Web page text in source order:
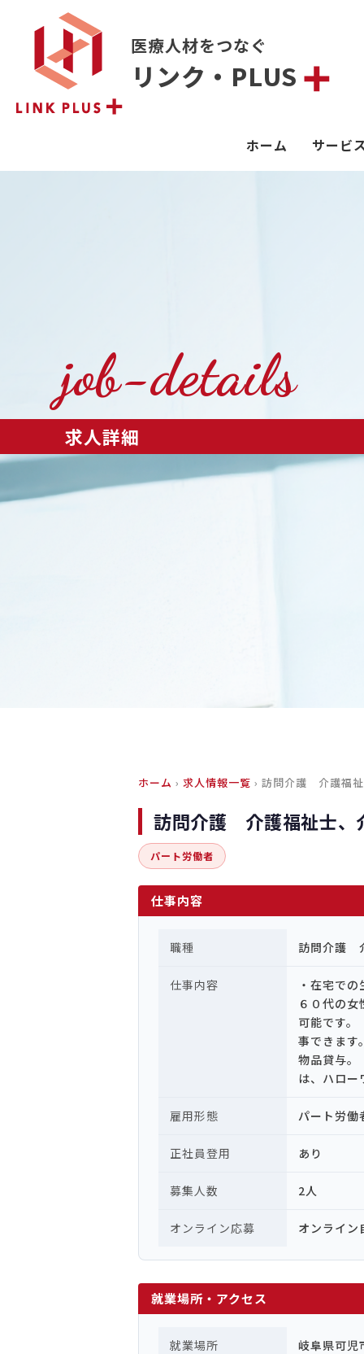
医療人材をつなぐ
リンク・PLUS
ホーム サービ
job-details
求人詳細
ホーム › 求人情報一覧 › 訪問介護 介護福
訪問介護 介護福祉士、
パート労働者
仕事内容
職種 訪問介護
仕事内容
・在宅で
６０代の
可能です
事できま
物品貸与
は、ハロー
雇用形態 パート労働
正社員登用 あり
募集人数 2人
オンライン応募 オンライン
就業場所・アクセス
就業場所 岐阜県可児